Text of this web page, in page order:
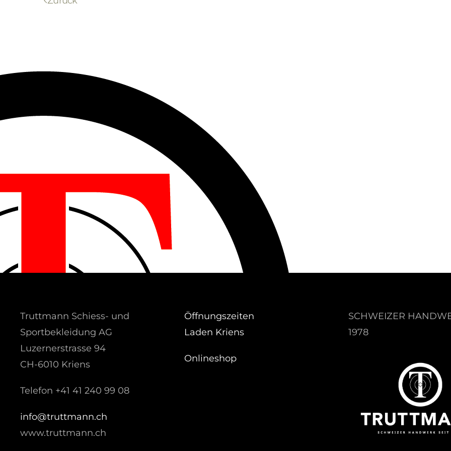
Truttmann Schiess- und
Sportbekleidung AG
Luzernerstrasse 94
CH-6010 Kriens
Telefon +41 41 240 99 08
hc.nnamtturt@ofni
www.truttmann.ch
Öffnungszeiten
Laden Kriens
Onlineshop
SCHWEIZER
1978